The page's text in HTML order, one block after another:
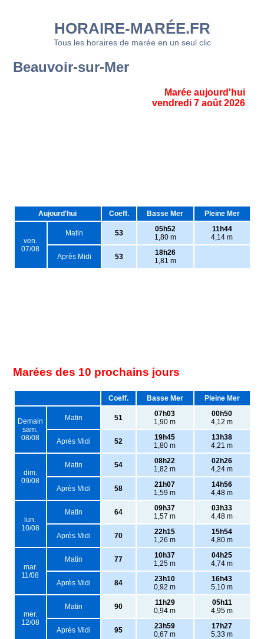
HORAIRE-MARÉE.FR
Tous les horaires de marée en un seul clic
Beauvoir-sur-Mer
Marée aujourd'hui
vendredi 7 août 2026
Aujourd'hui Coeff. Basse Mer Pleine Mer
ven.
07/08
Matin 53
05h52
1,80 m
11h44
4,14 m
Après Midi 53
18h26
1,81 m
Marées des 10 prochains jours
Coeff. Basse Mer Pleine Mer
Demain
sam.
08/08
Matin 51
07h03
1,90 m
00h50
4,12 m
Après Midi 52
19h45
1,80 m
13h38
4,21 m
dim.
09/08
Matin 54
08h22
1,82 m
02h26
4,24 m
Après Midi 58
21h07
1,59 m
14h56
4,48 m
lun.
10/08
Matin 64
09h37
1,57 m
03h33
4,48 m
Après Midi 70
22h15
1,26 m
15h54
4,80 m
mar.
11/08
Matin 77
10h37
1,25 m
04h25
4,74 m
Après Midi 84
23h10
0,92 m
16h43
5,10 m
mer.
12/08
Matin 90
11h29
0,94 m
05h11
4,95 m
Après Midi 95
23h59
0,67 m
17h27
5,33 m